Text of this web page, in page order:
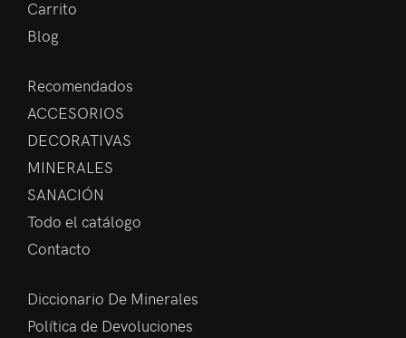
Carrito
Blog
Recomendados
ACCESORIOS
DECORATIVAS
MINERALES
SANACIÓN
Todo el catálogo
Contacto
Diccionario De Minerales
Política de Devoluciones